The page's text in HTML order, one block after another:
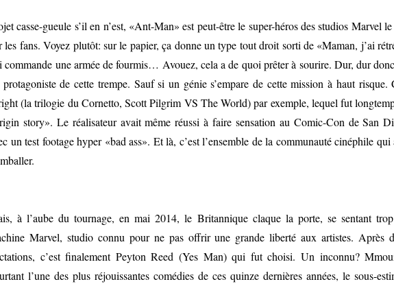
casse-gueule s’il en n’est, «Ant-Man» est peut-être le super-héros des studios Marvel
les fans. Voyez plutôt: sur le papier, ça donne un type tout droit sorti de «Maman, j’ai
commande une armée de fourmis… Avouez, cela a de quoi prêter à sourire. Dur, dur
de cette trempe. Sauf si un génie s’empare de cette mission à haut risque.
(la trilogie du Cornetto, Scott Pilgrim VS The World) par exemple, lequel fut
story». Le réalisateur avait même réussi à faire sensation au Comic-Con de San
un test footage hyper «bad ass». Et là, c’est l’ensemble de la communauté cinéphile qui
à l’aube du tournage, en mai 2014, le Britannique claque la porte, se sentant
Marvel, studio connu pour ne pas offrir une grande liberté aux artistes. Après
c’est finalement Peyton Reed (Yes Man) qui fut choisi. Un inconnu?
l’une des plus réjouissantes comédies de ces quinze dernières années, le sous-